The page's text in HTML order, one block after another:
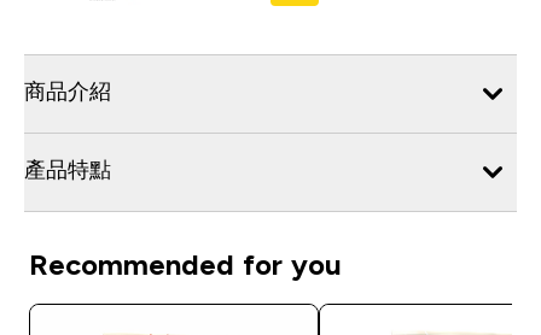
商品介紹
產品特點
Recommended for you